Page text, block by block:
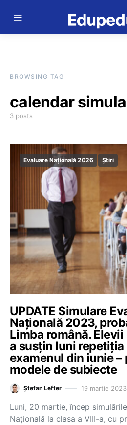
BROWSING TAG
calendar
3 posts
Evaluare Națională 2026 Știri
UPDATE Simulare
Națională 2023,
Limba română. Elevii
a susțin luni
examenul din iunie –
modele de subiecte
Ștefan Lefter 19 martie 2023
Luni, 20 martie, încep
Națională la clasa a VIII-a, cu